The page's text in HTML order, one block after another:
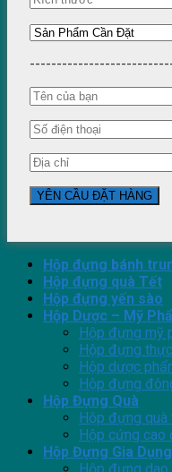
Hộp đựng bánh
Hộp đựng quà Tết
Hộp đựng yến sào
Hộp Dược – Mỹ
Hộp đựng mỹ
Hộp đựng
Hộp dược
Hộp đựng
Hộp Đựng Quà
Hộp đựng quà
Hộp cứng cao
Hộp Đựng Gia Dụng